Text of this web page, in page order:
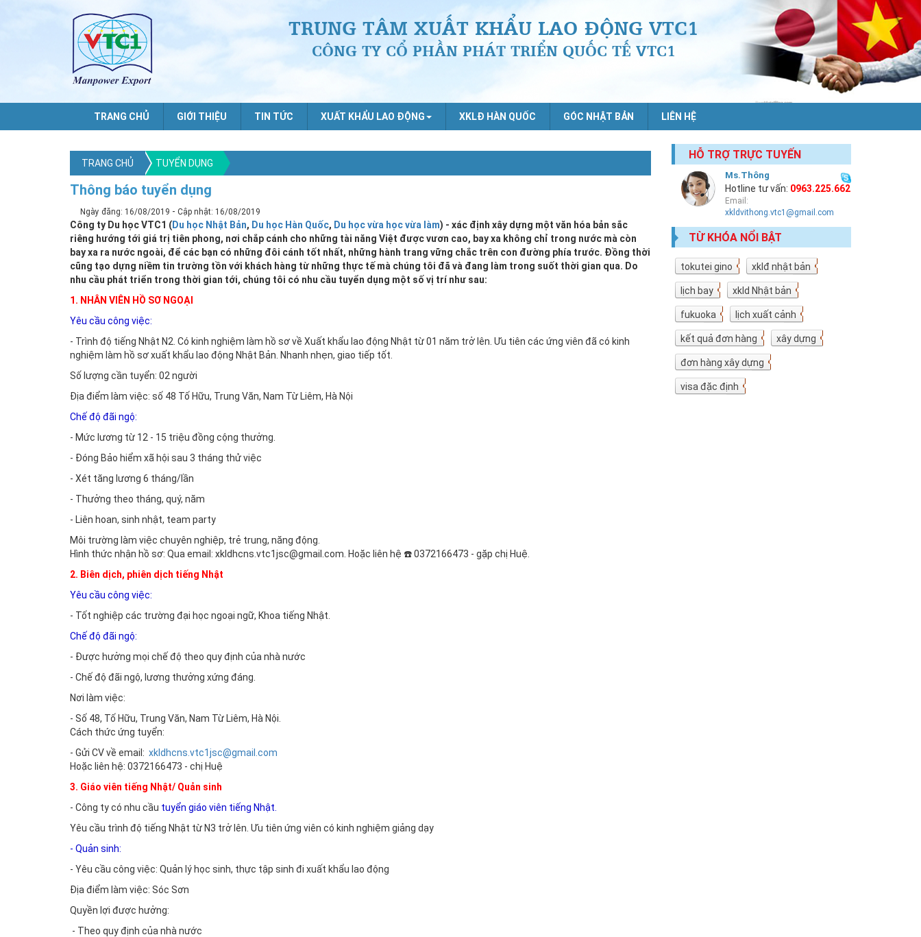
TRUNG TÂM XUẤT KHẨU LAO ĐỘNG VTC1
CÔNG TY CỔ PHẦN PHÁT TRIỂN QUỐC TẾ VTC1
TRANG CHỦ GIỚI THIỆU TIN TỨC XUẤT KHẨU LAO ĐỘNG XKLĐ HÀN QUỐC GÓC NHẬT BẢN LIÊN HỆ
TRANG CHỦ TUYỂN DỤNG
Thông báo tuyển dụng
Ngày đăng: 16/08/2019 - Cập nhật: 16/08/2019
Công ty Du học VTC1 (Du học Nhật Bản, Du học Hàn Quốc, Du học vừa học vừa làm) - xác định xây dựng một văn hóa bản sắc
riêng hướng tới giá trị tiên phong, nơi chắp cánh cho những tài năng Việt được vươn cao, bay xa không chỉ trong nước mà còn
bay xa ra nước ngoài, để các bạn có những đôi cánh tốt nhất, những hành trang vững chắc trên con đường phía trước. Đồng thời
cũng tạo dựng niềm tin trường tồn với khách hàng từ những thực tế mà chúng tôi đã và đang làm trong suốt thời gian qua. Do
nhu cầu phát triển trong thời gian tới, chúng tôi có nhu cầu tuyển dụng một số vị trí như sau:
1. NHÂN VIÊN HỒ SƠ NGOẠI
Yêu cầu công việc:
- Trình độ tiếng Nhật N2. Có kinh nghiệm làm hồ sơ về Xuất khẩu lao động Nhật từ 01 năm trở lên. Ưu tiên các ứng viên đã có kinh
nghiệm làm hồ sơ xuất khẩu lao động Nhật Bản. Nhanh nhẹn, giao tiếp tốt.
Số lượng cần tuyển: 02 người
Địa điểm làm việc: số 48 Tố Hữu, Trung Văn, Nam Từ Liêm, Hà Nội
Chế độ đãi ngộ:
- Mức lương từ 12 - 15 triệu đồng cộng thưởng.
- Đóng Bảo hiểm xã hội sau 3 tháng thử việc
- Xét tăng lương 6 tháng/lần
- Thưởng theo tháng, quý, năm
- Liên hoan, sinh nhật, team party
Môi trường làm việc chuyên nghiệp, trẻ trung, năng động.
Hình thức nhận hồ sơ: Qua email: xkldhcns.vtc1jsc@gmail.com. Hoặc liên hệ ☎️ 0372166473 - gặp chị Huệ.
2. Biên dịch, phiên dịch tiếng Nhật
Yêu cầu công việc:
- Tốt nghiệp các trường đại học ngoại ngữ, Khoa tiếng Nhật.
Chế độ đãi ngộ:
- Được hưởng mọi chế độ theo quy định của nhà nước
- Chế độ đãi ngộ, lương thưởng xứng đáng.
Nơi làm việc:
- Số 48, Tố Hữu, Trung Văn, Nam Từ Liêm, Hà Nội.
Cách thức ứng tuyển:
- Gửi CV về email: xkldhcns.vtc1jsc@gmail.com
Hoặc liên hệ: 0372166473 - chị Huệ
3. Giáo viên tiếng Nhật/ Quản sinh
- Công ty có nhu cầu tuyển giáo viên tiếng Nhật.
Yêu cầu trình độ tiếng Nhật từ N3 trở lên. Ưu tiên ứng viên có kinh nghiệm giảng dạy
- Quản sinh:
- Yêu cầu công việc: Quản lý học sinh, thực tập sinh đi xuất khẩu lao động
Địa điểm làm việc: Sóc Sơn
Quyền lợi được hưởng:
- Theo quy định của nhà nước
HỖ TRỢ TRỰC TUYẾN
Ms.Thông
Hotline tư vấn: 0963.225.662
Email:
xkldvithong.vtc1@gmail.com
TỪ KHÓA NỔI BẬT
tokutei gino
19 xklđ nhật bản
18
lịch bay
10 xkld Nhật bản
9
fukuoka
7 lịch xuất cảnh
7
kết quả đơn hàng
5 xây dựng
4
đơn hàng xây dựng
4
visa đặc định
3